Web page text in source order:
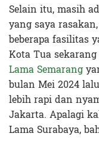
Selain itu, masih
yang saya
beberapa fasilitas
Kota Tua
Lama Semarang
bulan Mei 2024
lebih rapi dan
Jakarta. Apalagi
Lama Surabaya,